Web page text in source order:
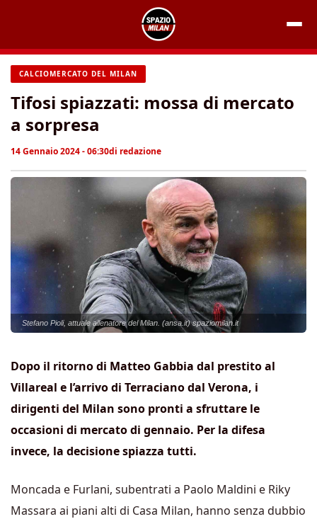
contenuto
CALCIOMERCATO DEL MILAN
Tifosi spiazzati: mossa di mercato
a sorpresa
14 Gennaio 2024 - 06:30di redazione
Stefano Pioli, attuale allenatore del Milan. (ansa.it) spaziomilan.it
Dopo il ritorno di Matteo Gabbia dal prestito al
Villareal e l’arrivo di Terraciano dal Verona, i
dirigenti del Milan sono pronti a sfruttare le
occasioni di mercato di gennaio. Per la difesa
invece, la decisione spiazza tutti.
Moncada e Furlani, subentrati a Paolo Maldini e Riky
Massara ai piani alti di Casa Milan, hanno senza dubbio